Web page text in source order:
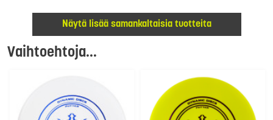
Näytä lisää samankaltaisia tuotteita
Vaihtoehtoja...